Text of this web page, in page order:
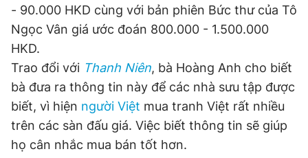
- 90.000 HKD cùng với bản phiên Bức thư của Tô
Ngọc Vân giá ước đoán 800.000 - 1.500.000
HKD.
Trao đổi với Thanh Niên, bà Hoàng Anh cho biết
bà đưa ra thông tin này để các nhà sưu tập được
biết, vì hiện người Việt mua tranh Việt rất nhiều
trên các sàn đấu giá. Việc biết thông tin sẽ giúp
họ cân nhắc mua bán tốt hơn.